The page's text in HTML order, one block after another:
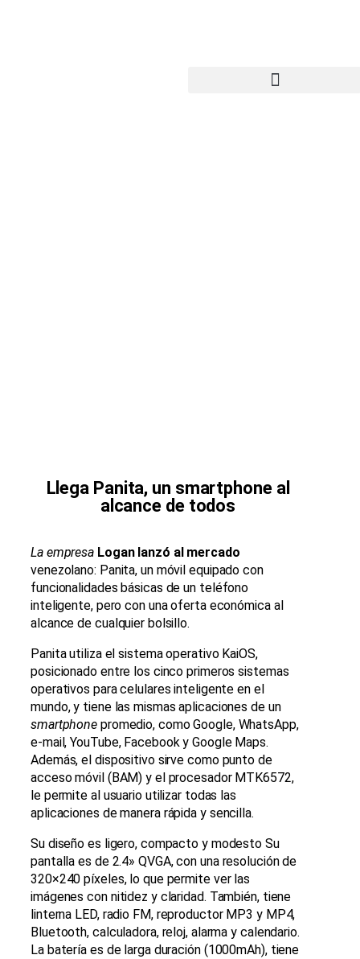
Llega Panita, un smartphone al
alcance de todos
La empresa Logan lanzó al mercado
venezolano: Panita, un móvil equipado con
funcionalidades básicas de un teléfono
inteligente, pero con una oferta económica al
alcance de cualquier bolsillo.
Panita utiliza el sistema operativo KaiOS,
posicionado entre los cinco primeros sistemas
operativos para celulares inteligente en el
mundo, y tiene las mismas aplicaciones de un
smartphone promedio, como Google, WhatsApp,
e-mail, YouTube, Facebook y Google Maps.
Además, el dispositivo sirve como punto de
acceso móvil (BAM) y el procesador MTK6572,
le permite al usuario utilizar todas las
aplicaciones de manera rápida y sencilla.
Su diseño es ligero, compacto y modesto Su
pantalla es de 2.4» QVGA, con una resolución de
320×240 píxeles, lo que permite ver las
imágenes con nitidez y claridad. También, tiene
linterna LED, radio FM, reproductor MP3 y MP4,
Bluetooth, calculadora, reloj, alarma y calendario.
La batería es de larga duración (1000mAh), tiene